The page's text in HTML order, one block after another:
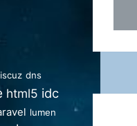
dns
html5 idc
lumen